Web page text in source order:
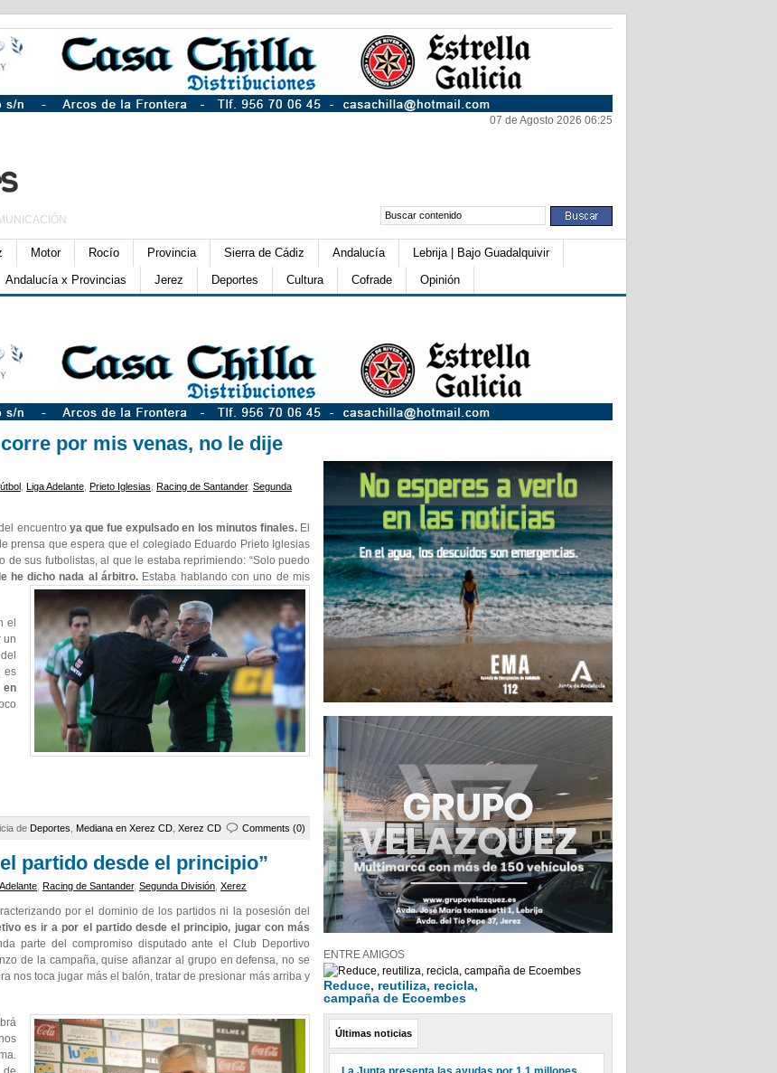
07 de Agosto 2026 06:25
Motor Rocío Provincia Sierra de Cádiz Andalucía
Lebrija | Bajo Guadalquivir
Andalucía x Provincias Jerez Deportes Cultura Cofrade Opinión
por mis venas, no le dije
Liga Adelante Prieto Iglesias Racing de Santander, Segunda
encuentro ya que fue expulsado en los minutos finales.El
prensa que espera que el colegiado Eduardo Prieto Iglesias
sus futbolistas, al que le estaba reprimiendo: “Solo puedo
he dicho nada al árbitro. Estaba hablando con uno de mis
el
un
es
en
de Deportes Mediana en Xerez CD Xerez CD Comments (0)
partido desde el principio”
Racing de Santander, Segunda División Xerez
por el dominio de los partidos ni la posesión del
es ir a por el partido desde el principio, jugar con más
parte del compromiso disputado ante el Club Deportivo
de la campaña, quise afianzar al grupo en defensa, no se
nos toca jugar más el balón, tratar de presionar más arriba y
ENTRE AMIGOS
Reduce, reutiliza, recicla,
campaña de Ecoembes
Últimas noticias